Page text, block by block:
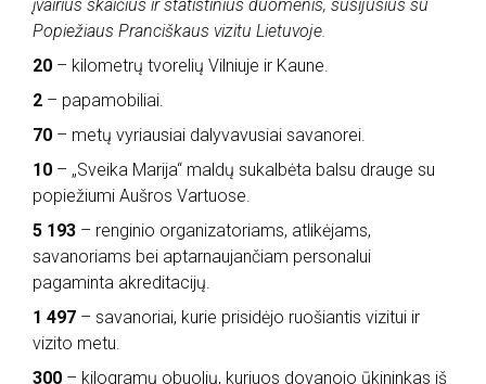
įvairius skaičius ir statistinius duomenis, susijusius su
Popiežiaus Pranciškaus vizitu Lietuvoje.
20 – kilometrų tvorelių Vilniuje ir Kaune.
2 – papamobiliai.
70 – metų vyriausiai dalyvavusiai savanorei.
10 – „Sveika Marija“ maldų sukalbėta balsu drauge su
popiežiumi Aušros Vartuose.
5 193 – renginio organizatoriams, atlikėjams,
savanoriams bei aptarnaujančiam personalui
pagaminta akreditacijų.
1 497 – savanoriai, kurie prisidėjo ruošiantis vizitui ir
vizito metu.
300 – kilogramų obuolių, kuriuos dovanojo ūkininkas iš